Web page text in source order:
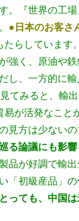
。『世界の工
●日本のお客さ
らしています
強く、原油や
し、一方的に
てみると、輸
が活発なこと
見方は少ないの
る論議にも影響
品が好調で輸
「初級産品」
っても、中国